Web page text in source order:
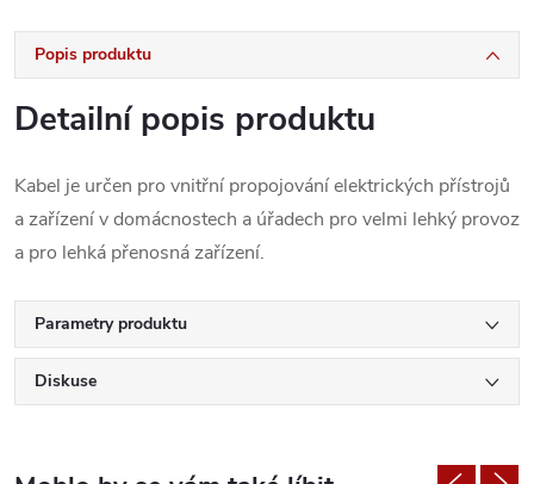
Popis produktu
Detailní popis produktu
Kabel je určen pro vnitřní propojování elektrických přístrojů
a zařízení v domácnostech a úřadech pro velmi lehký provoz
a pro lehká přenosná zařízení.
Parametry produktu
Diskuse